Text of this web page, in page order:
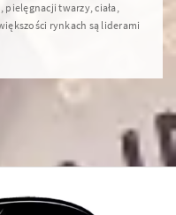
twarzy, ciała,
rynkach są liderami